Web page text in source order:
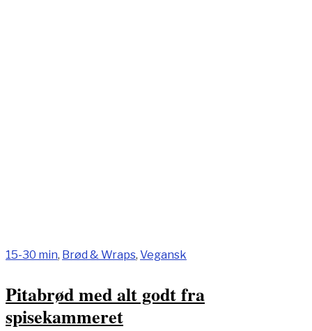
15-30 min, Brød & Wraps, Vegansk
Pitabrød med alt godt fra
spisekammeret